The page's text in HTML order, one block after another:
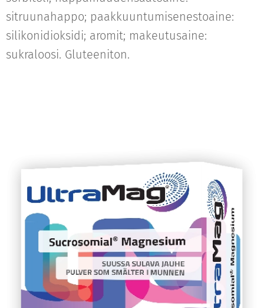
sitruunahappo; paakkuuntumisenestoaine:
silikonidioksidi; aromit; makeutusaine:
sukraloosi. Gluteeniton.